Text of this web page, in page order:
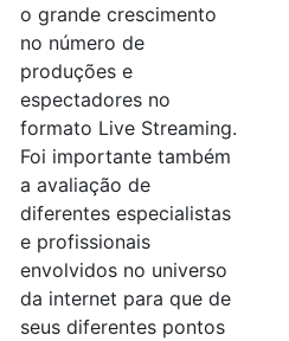
o grande crescimento
no número de
produções e
espectadores no
formato Live Streaming.
Foi importante também
a avaliação de
diferentes especialistas
e profissionais
envolvidos no universo
da internet para que de
seus diferentes pontos